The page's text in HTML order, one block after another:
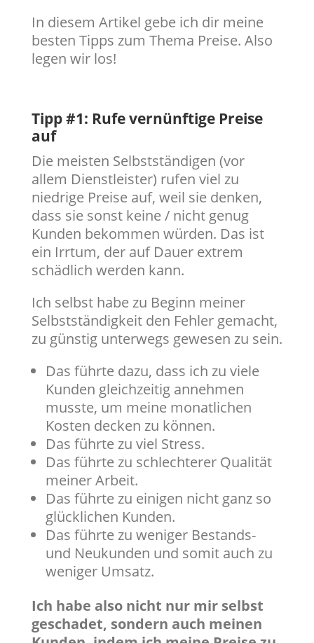
In diesem Artikel gebe ich dir meine
besten Tipps zum Thema Preise. Also
legen wir los!
Tipp #1: Rufe vernünftige Preise
auf
Die meisten Selbstständigen (vor
allem Dienstleister) rufen viel zu
niedrige Preise auf, weil sie denken,
dass sie sonst keine / nicht genug
Kunden bekommen würden. Das ist
ein Irrtum, der auf Dauer extrem
schädlich werden kann.
Ich selbst habe zu Beginn meiner
Selbstständigkeit den Fehler gemacht,
zu günstig unterwegs gewesen zu sein.
Das führte dazu, dass ich zu viele
Kunden gleichzeitig annehmen
musste, um meine monatlichen
Kosten decken zu können.
Das führte zu viel Stress.
Das führte zu schlechterer Qualität
meiner Arbeit.
Das führte zu einigen nicht ganz so
glücklichen Kunden.
Das führte zu weniger Bestands-
und Neukunden und somit auch zu
weniger Umsatz.
Ich habe also nicht nur mir selbst
geschadet, sondern auch meinen